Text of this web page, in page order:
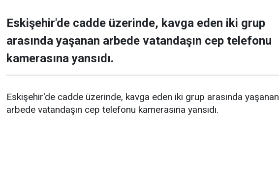
Eskişehir'de cadde üzerinde, kavga eden iki grup
arasında yaşanan arbede vatandaşın cep telefonu
kamerasına yansıdı.
Eskişehir'de cadde üzerinde, kavga eden iki grup arasında yaşanan
arbede vatandaşın cep telefonu kamerasına yansıdı.